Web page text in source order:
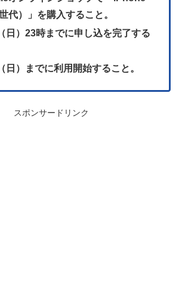
代）」を購入すること。
日）23時までに申し込を完了する
日）までに利用開始すること。
スポンサードリンク